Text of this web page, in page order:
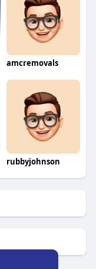
amcremovals
rubbyjohnson